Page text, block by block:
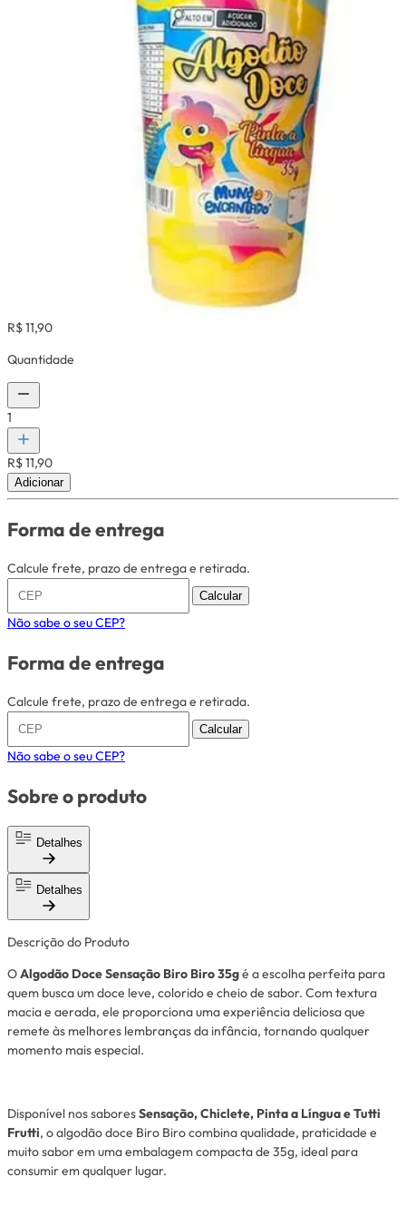
R$ 11,90
Quantidade
1
R$ 11,90
Adicionar
Forma de entrega
Calcule frete, prazo de entrega e retirada.
Calcular
Não sabe o seu CEP?
Forma de entrega
Calcule frete, prazo de entrega e retirada.
Calcular
Não sabe o seu CEP?
Sobre o produto
Detalhes
Detalhes
Descrição do Produto
OAlgodão Doce Sensação Biro Biro 35gé a escolha perfeita para
quem busca um doce leve, colorido e cheio de sabor. Com textura
macia e aerada, ele proporciona uma experiência deliciosa que
remete às melhores lembranças da infância, tornando qualquer
momento mais especial.
Disponível nos saboresSensação, Chiclete, Pinta a Língua e Tutti
Frutti, o algodão doce Biro Biro combina qualidade, praticidade e
muito sabor em uma embalagem compacta de 35g, ideal para
consumir em qualquer lugar.